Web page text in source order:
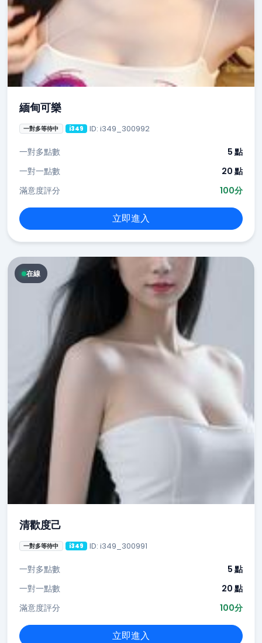
緬甸可樂
一對多等待中 i349 ID: i349_300992
一對多點數
5 點
一對一點數
20 點
滿意度評分
100分
立即進入
在線
清歡度己
一對多等待中 i349 ID: i349_300991
一對多點數
5 點
一對一點數
20 點
滿意度評分
100分
立即進入